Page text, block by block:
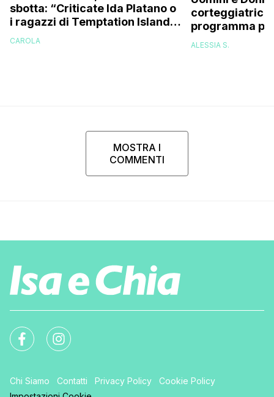
sbotta: “Criticate Ida Platano o
i ragazzi di Temptation Island
perché vi rode il cul* che…”
CAROLA
corteggiatrice:
programma
e mi
ALESSIA S.
MOSTRA I
COMMENTI
Chi Siamo Contatti Privacy Policy
Cookie Policy